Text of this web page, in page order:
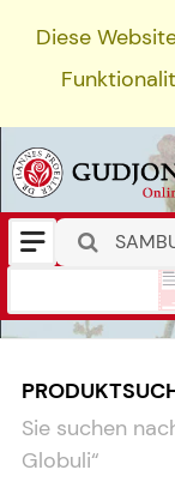
Diese
Sie suchen
Globuli“